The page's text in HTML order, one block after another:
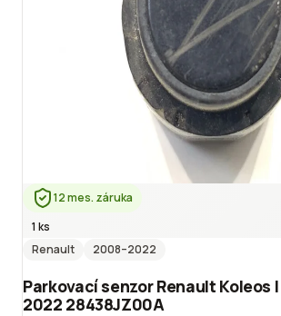
12 mes. záruka
1 ks
Renault
2008–2022
Parkovací senzor Renault Koleos
2022 28438JZ00A